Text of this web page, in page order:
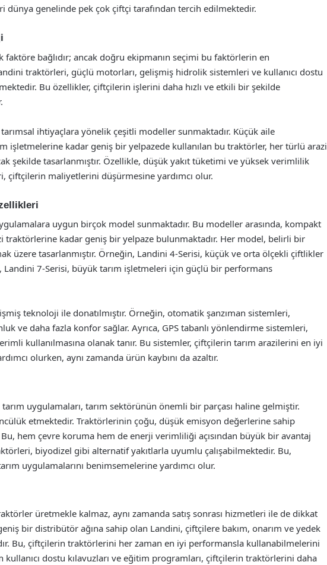
dünya genelinde pek çok çiftçi tarafından tercih edilmektedir.
faktöre bağlıdır; ancak doğru ekipmanın seçimi bu faktörlerin en
traktörleri, güçlü motorları, gelişmiş hidrolik sistemleri ve kullanıcı dostu
Bu özellikler, çiftçilerin işlerini daha hızlı ve etkili bir şekilde
ihtiyaçlara yönelik çeşitli modeller sunmaktadır. Küçük aile
işletmelerine kadar geniş bir yelpazede kullanılan bu traktörler, her türlü arazi
şekilde tasarlanmıştır. Özellikle, düşük yakıt tüketimi ve yüksek verimlilik
çiftçilerin maliyetlerini düşürmesine yardımcı olur.
uygun birçok model sunmaktadır. Bu modeller arasında, kompakt
traktörlerine kadar geniş bir yelpaze bulunmaktadır. Her model, belirli bir
üzere tasarlanmıştır. Örneğin, Landini 4-Serisi, küçük ve orta ölçekli çiftlikler
Landini 7-Serisi, büyük tarım işletmeleri için güçlü bir performans
teknoloji ile donatılmıştır. Örneğin, otomatik şanzıman sistemleri,
ve daha fazla konfor sağlar. Ayrıca, GPS tabanlı yönlendirme sistemleri,
kullanılmasına olanak tanır. Bu sistemler, çiftçilerin tarım arazilerini en iyi
olurken, aynı zamanda ürün kaybını da azaltır.
uygulamaları, tarım sektörünün önemli bir parçası haline gelmiştir.
etmektedir. Traktörlerinin çoğu, düşük emisyon değerlerine sahip
Bu, hem çevre koruma hem de enerji verimliliği açısından büyük bir avantaj
biyodizel gibi alternatif yakıtlarla uyumlu çalışabilmektedir. Bu,
uygulamalarını benimsemelerine yardımcı olur.
üretmekle kalmaz, aynı zamanda satış sonrası hizmetleri ile de dikkat
bir distribütör ağına sahip olan Landini, çiftçilere bakım, onarım ve yedek
Bu, çiftçilerin traktörlerini her zaman en iyi performansla kullanabilmelerini
kullanıcı dostu kılavuzları ve eğitim programları, çiftçilerin traktörlerini daha